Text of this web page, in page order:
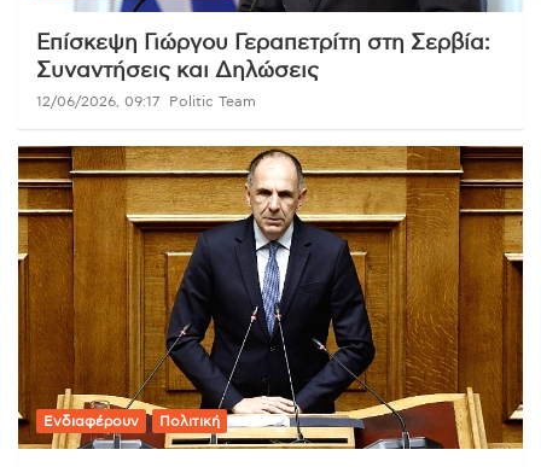
Επίσκεψη Γιώργου Γεραπετρίτη στη Σερβία:
Συναντήσεις και Δηλώσεις
12/06/2026, 09:17 Politic Team
Ενδιαφέρουν Πολιτική